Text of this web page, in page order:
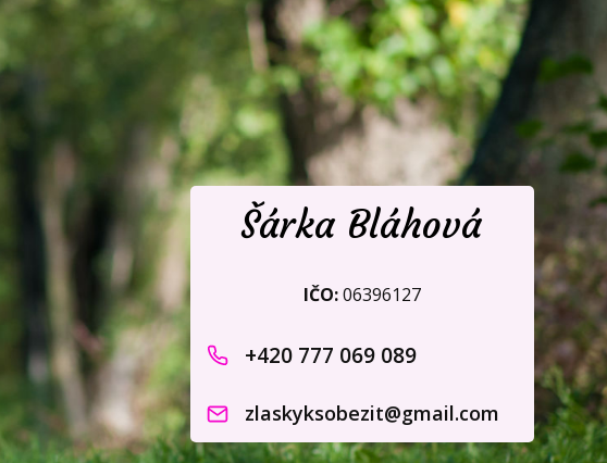
Šárka Bláhová
IČO:06396127
+420 777 069 089
zlaskyksobezit@gmail.com